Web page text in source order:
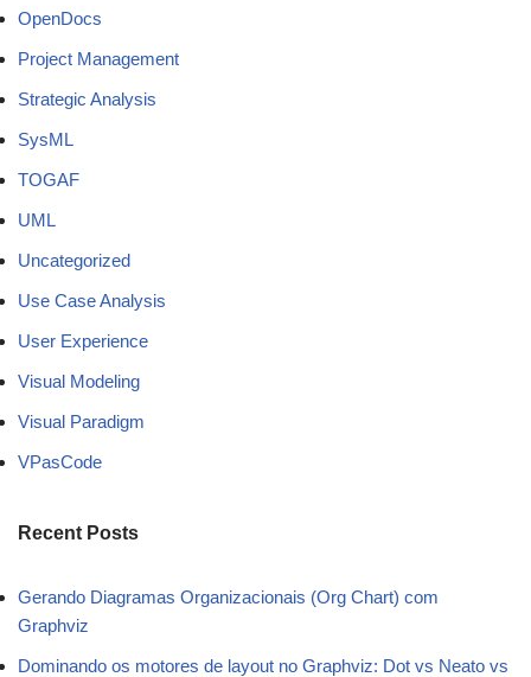
OpenDocs
Project Management
Strategic Analysis
SysML
TOGAF
UML
Uncategorized
Use Case Analysis
User Experience
Visual Modeling
Visual Paradigm
VPasCode
Recent Posts
Gerando Diagramas Organizacionais (Org Chart) com
Graphviz
Dominando os motores de layout no Graphviz: Dot vs Neato vs